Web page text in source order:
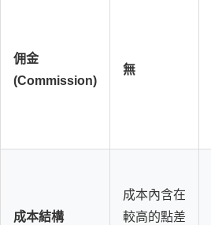
佣金
(Commission)
無
成本結構
成本內含在
較高的點差